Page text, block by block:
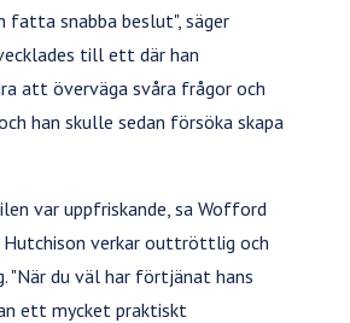
fatta snabba beslut", säger
till ett där han
att överväga svåra frågor och
han skulle sedan försöka skapa
var uppfriskande, sa Wofford
verkar outtröttlig och
"När du väl har förtjänat hans
ett mycket praktiskt